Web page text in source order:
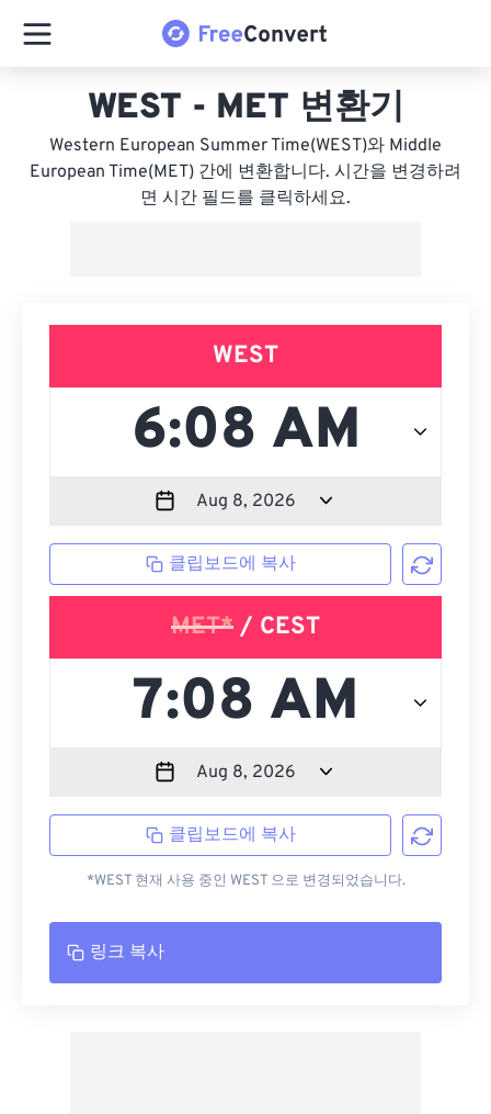
WEST - MET 변환기
Western European Summer Time(WEST)와 Middle
European Time(MET) 간에 변환합니다. 시간을 변경하려
면 시간 필드를 클릭하세요.
WEST
클립보드에 복사
MET* / CEST
클립보드에 복사
*WEST 현재 사용 중인 WEST 으로 변경되었습니다.
링크 복사